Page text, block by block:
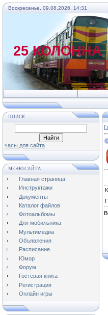
Воскресенье, 09.08.2026, 14:31
25 КОЛОННА
ПОИСК
часы для сайта
МЕНЮ САЙТА
Главная страница
Инструктажи
Документы
Каталог файлов
Фотоальбомы
Для мобильника
Мультимедиа
Объявления
Расписание
Юмор
Форум
Гостевая книга
Регистрация
Онлайн игры